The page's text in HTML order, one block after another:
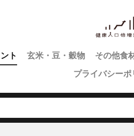
ト 玄米・豆・穀物 その他食
プライバシーポ